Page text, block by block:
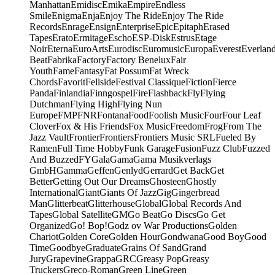
ManhattanEmidiscEmikaEmpireEndless
SmileEnigmaEnjaEnjoy The RideEnjoy The Ride
RecordsEnrageEnsignEnterpriseEpicEpitaphErased
TapesEratoErmitageEschoESP-DiskEstrusEtage
NoirEternaEuroArtsEurodiscEuromusicEuropaEverest
BeatFabrikaFactoryFactory BeneluxFair
YouthFameFantasyFat PossumFat Wreck
ChordsFavoritFellsideFestival ClassiqueFictionFierce
PandaFinlandiaFinngospelFireFlashbackFlyFlying
DutchmanFlying HighFlying Nun
EuropeFMPFNRFontanaFoodFoolish MusicFourFour Leaf
CloverFox & His FriendsFox MusicFreedomFrogFrom The
Jazz VaultFrontierFrontiersFrontiers Music SRLFueled By
RamenFull Time HobbyFunk GarageFusionFuzz ClubFuzzed
And BuzzedFYGalaGamaGama Musikverlags
GmbHGammaGeffenGenlydGerrardGet BackGet
BetterGetting Out Our DreamsGhosteenGhostly
InternationalGiantGiants Of JazzGigGingerbread
ManGlitterbeatGlitterhouseGlobalGlobal Records And
TapesGlobal SatelliteGMGo BeatGo DiscsGo Get
OrganizedGo! Bop!Godz ov War ProductionsGolden
ChariotGolden CoreGolden HourGondwanaGood BoyGood
TimeGoodbyeGraduateGrains Of SandGrand
JuryGrapevineGrappaGRCGreasy PopGreasy
TruckersGreco-RomanGreen LineGreen